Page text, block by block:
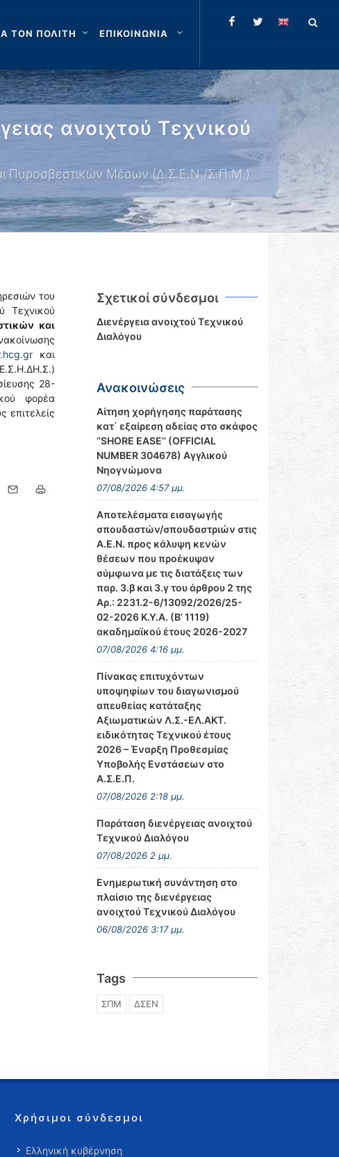
ΤΟΝ ΠΟΛΙΤΗ ΕΠΙΚΟΙΝΩΝΙΑ
ανοιχτού Τεχνικού
και Πυροσβεστικών Μέσων (Δ.Σ.Ε.Ν./Σ.Π.Μ.)
του
Τεχνικού
και
και
28-
φορέα
επιτελείς
Σχετικοί σύνδεσμοι
Διενέργεια ανοιχτού Τεχνικού
Διαλόγου
Ανακοινώσεις
Αίτηση χορήγησης παράτασης
κατ΄ εξαίρεση αδείας στο σκάφος
‘’SHORE EASE’’ (OFFICIAL
NUMBER 304678) Αγγλικού
Νηογνώμονα
07/08/2026 4:57 μμ.
Αποτελέσματα εισαγωγής
σπουδαστών/σπουδαστριών στις
Α.Ε.Ν. προς κάλυψη κενών
θέσεων που προέκυψαν
σύμφωνα με τις διατάξεις των
παρ. 3.β και 3.γ του άρθρου 2 της
Αρ.: 2231.2-6/13092/2026/25-
02-2026 Κ.Υ.Α. (Β’ 1119)
ακαδημαϊκού έτους 2026-2027
07/08/2026 4:16 μμ.
Πίνακας επιτυχόντων
υποψηφίων του διαγωνισμού
απευθείας κατάταξης
Αξιωματικών Λ.Σ.-ΕΛ.ΑΚΤ.
ειδικότητας Τεχνικού έτους
2026 – Έναρξη Προθεσμίας
Υποβολής Ενστάσεων στο
Α.Σ.Ε.Π.
07/08/2026 2:18 μμ.
Παράταση διενέργειας ανοιχτού
Τεχνικού Διαλόγου
07/08/2026 2 μμ.
Ενημερωτική συνάντηση στο
πλαίσιο της διενέργειας
ανοιχτού Τεχνικού Διαλόγου
06/08/2026 3:17 μμ.
Tags
ΣΠΜ ΔΣΕΝ
Χρήσιμοι σύνδεσμοι
Ελληνική κυβέρνηση